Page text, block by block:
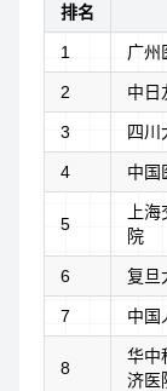
排名
1 广州
2 中日
3 四川
4 中国
5
上
院
6 复旦
7 中国
8
华中
济医